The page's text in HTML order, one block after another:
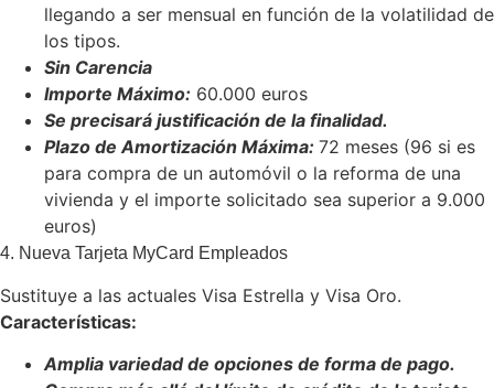
llegando a ser mensual en función de la volatilidad de
los tipos.
Sin Carencia
Importe Máximo: 60.000 euros
Se precisará justificación de la finalidad.
Plazo de Amortización Máxima: 72 meses (96 si es
para compra de un automóvil o la reforma de una
vivienda y el importe solicitado sea superior a 9.000
euros)
4. Nueva Tarjeta MyCard Empleados
Sustituye a las actuales Visa Estrella y Visa Oro.
Características:
Amplia variedad de opciones de forma de pago.